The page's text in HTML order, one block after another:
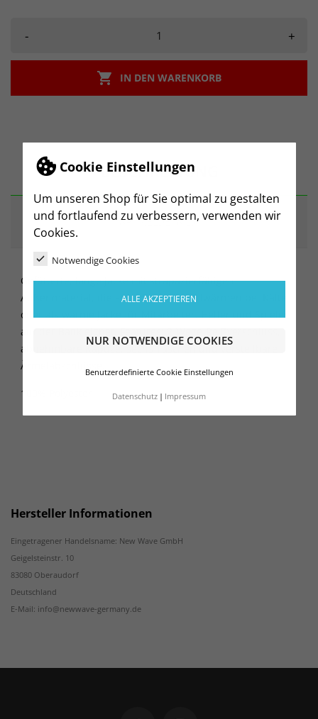
Cookie Einstellungen
Um unseren Shop für Sie optimal zu gestalten
und fortlaufend zu verbessern, verwenden wir
Cookies.
Notwendige Cookies
ALLE AKZEPTIEREN
NUR NOTWENDIGE COOKIES
Benutzerdefinierte Cookie Einstellungen
Datenschutz Impressum
- +
 IN DEN WARENKORB
BESCHREIBUNG
ARTIKELDETAILS
Gefütterte, lange Jacke mit strapazierfähigem
Außenmaterial, die sich ideal zum Aufwärmen bei Kälte
oder als warme Jacke für Mitarbeiter, Helfer und Spieler
auf der Bank eignet. Features: 2-Wege-Reißverschluss,
abnehmbare Kapuze, sechs Taschen und verstellbare
Ärmelabschlüsse.
100% Polyester
Hersteller Informationen
Eingetragener Handelsname: New Wave GmbH
Geigelsteinstr. 10
83080 Oberaudorf
Deutschland
E-Mail: info@newwave-germany.de